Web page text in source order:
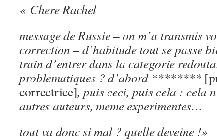
« Chere Rachel
message de Russie – on m’a transmis
correction – d’habitude tout se passe
train d’entrer dans la categorie
problematiques ? d’abord ********
correctrice], puis ceci, puis cela : cela
autres auteurs, meme experimentes…
tout va donc si mal ? quelle deveine !»